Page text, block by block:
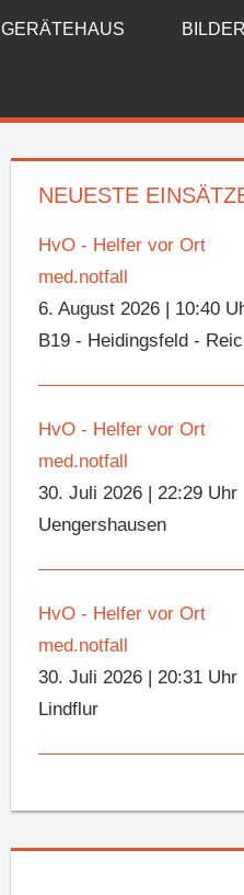
GERÄTEHAUS BILDER
NEUESTE
HvO - Helfer vor Ort
med.notfall
6. August 2026
10:40
B19 - Heidingsfeld -
HvO - Helfer vor Ort
med.notfall
30. Juli 2026 |22:29 Uhr
Uengershausen
HvO - Helfer vor Ort
med.notfall
30. Juli 2026 |20:31 Uhr
Lindflur